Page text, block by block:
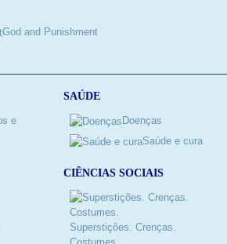
God and Punishment
e
SAÚDE
Doenças
Saúde e cura
CIÊNCIAS SOCIAIS
Superstições. Crenças.